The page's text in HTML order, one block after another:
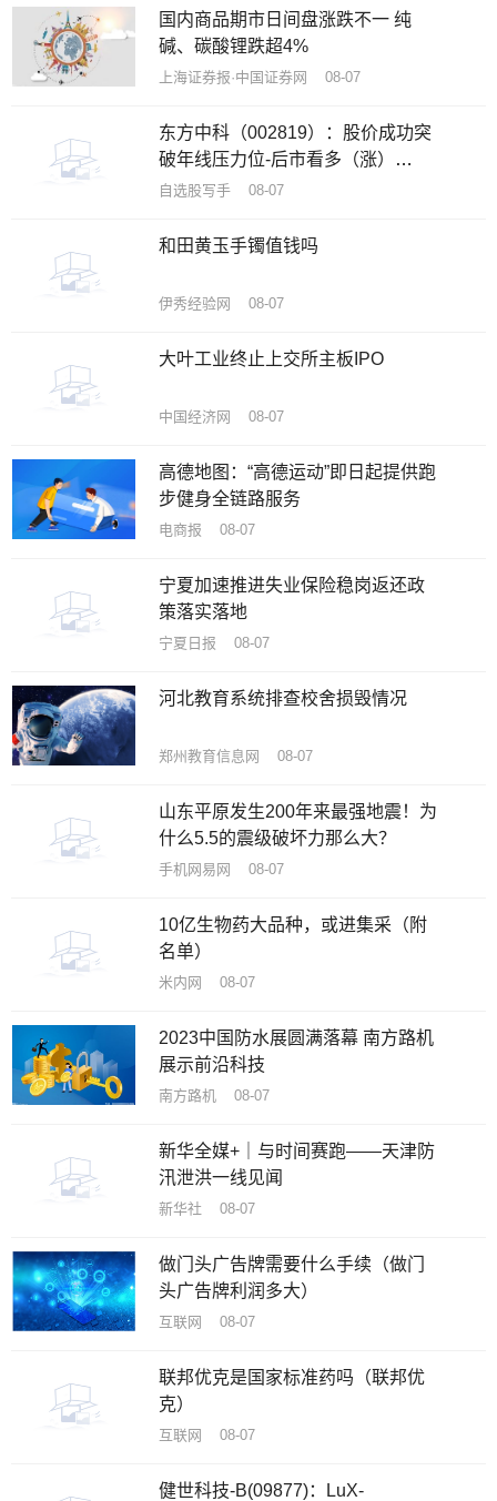
国内商品期市日间盘涨跌不一 纯
碱、碳酸锂跌超4%
上海证券报·中国证券网 08-07
东方中科（002819）：股价成功突
破年线压力位-后市看多（涨）
（08-07）
自选股写手 08-07
和田黄玉手镯值钱吗
伊秀经验网 08-07
大叶工业终止上交所主板IPO
中国经济网 08-07
高德地图：“高德运动”即日起提供跑
步健身全链路服务
电商报 08-07
宁夏加速推进失业保险稳岗返还政
策落实落地
宁夏日报 08-07
河北教育系统排查校舍损毁情况
郑州教育信息网 08-07
山东平原发生200年来最强地震！为
什么5.5的震级破坏力那么大？
手机网易网 08-07
10亿生物药大品种，或进集采（附
名单）
米内网 08-07
2023中国防水展圆满落幕 南方路机
展示前沿科技
南方路机 08-07
新华全媒+｜与时间赛跑——天津防
汛泄洪一线见闻
新华社 08-07
做门头广告牌需要什么手续（做门
头广告牌利润多大）
互联网 08-07
联邦优克是国家标准药吗（联邦优
克）
互联网 08-07
健世科技-B(09877)：LuX-